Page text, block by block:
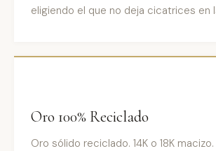
eligiendo el que no deja cicatrices en
Oro 100% Reciclado
Oro sólido reciclado. 14K o 18K